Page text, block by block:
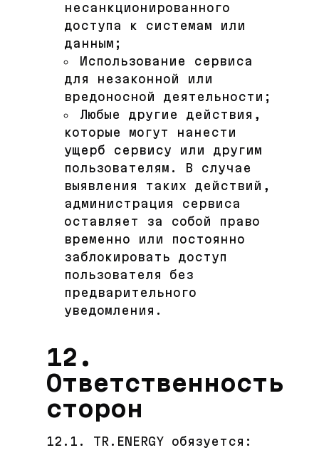
несанкционированного
доступа к системам или
данным;
Использование сервиса
для незаконной или
вредоносной деятельности;
Любые другие действия,
которые могут нанести
ущерб сервису или другим
пользователям. В случае
выявления таких действий,
администрация сервиса
оставляет за собой право
временно или постоянно
заблокировать доступ
пользователя без
предварительного
уведомления.
12.
Ответственность
сторон
12.1. TR.ENERGY обязуется: